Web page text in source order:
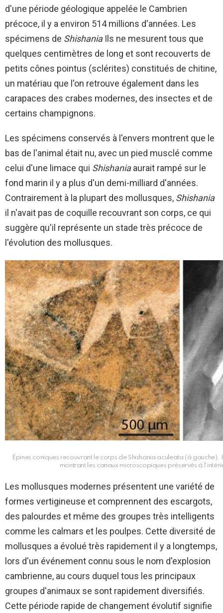
d'une période géologique appelée le Cambrien
précoce, il y a environ 514 millions d'années. Les
spécimens de Shishania Ils ne mesurent tous que
quelques centimètres de long et sont recouverts de
petits cônes pointus (sclérites) constitués de chitine,
un matériau que l'on retrouve également dans les
carapaces des crabes modernes, des insectes et de
certains champignons.
Les spécimens conservés à l'envers montrent que le
bas de l'animal était nu, avec un pied musclé comme
celui d'une limace qui Shishaniaaurait rampé sur le
fond marin il y a plus d'un demi-milliard d'années.
Contrairement à la plupart des mollusques, Shishania
il n'avait pas de coquille recouvrant son corps, ce qui
suggère qu'il représente un stade très précoce de
l'évolution des mollusques.
Épines coniques recouvrant le corps de Shishania aculeata (à
montrant les canaux microscopiques préservés à
Les mollusques modernes présentent une variété de
formes vertigineuse et comprennent des escargots,
des palourdes et même des groupes très intelligents
comme les calmars et les poulpes. Cette diversité de
mollusques a évolué très rapidement il y a longtemps,
lors d'un événement connu sous le nom d'explosion
cambrienne, au cours duquel tous les principaux
groupes d'animaux se sont rapidement diversifiés.
Cette période rapide de changement évolutif signifie